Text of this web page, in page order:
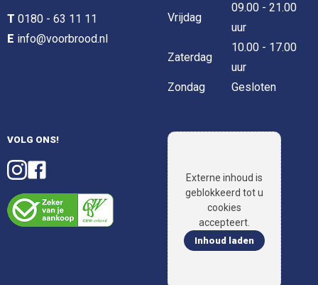
T 0180 - 63 11 11
E info@voorbrood.nl
Vrijdag
09.00 - 21.00
uur
Zaterdag
10.00 - 17.00
uur
Zondag
Gesloten
VOLG ONS!
Externe inhoud is
geblokkeerd tot u
cookies
accepteert.
Inhoud laden